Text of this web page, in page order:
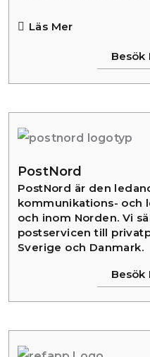
Läs Mer
Besök
PostNord
PostNord är den
kommunikations- och
och inom Norden. Vi
postservicen till
Sverige och Danmark.
Besök